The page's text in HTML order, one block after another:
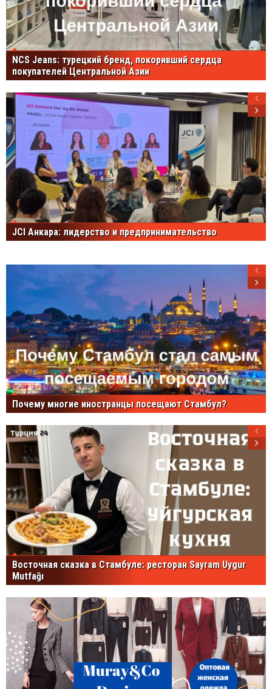
NCS Jeans: турецкий бренд, покоривший сердца
покупателей Центральной Азии
JCI Анкара: лидерство и предпринимательство
Почему многие иностранцы посещают Стамбул?
Восточная сказка в Стамбуле: ресторан Sayram Uygur
Mutfağı